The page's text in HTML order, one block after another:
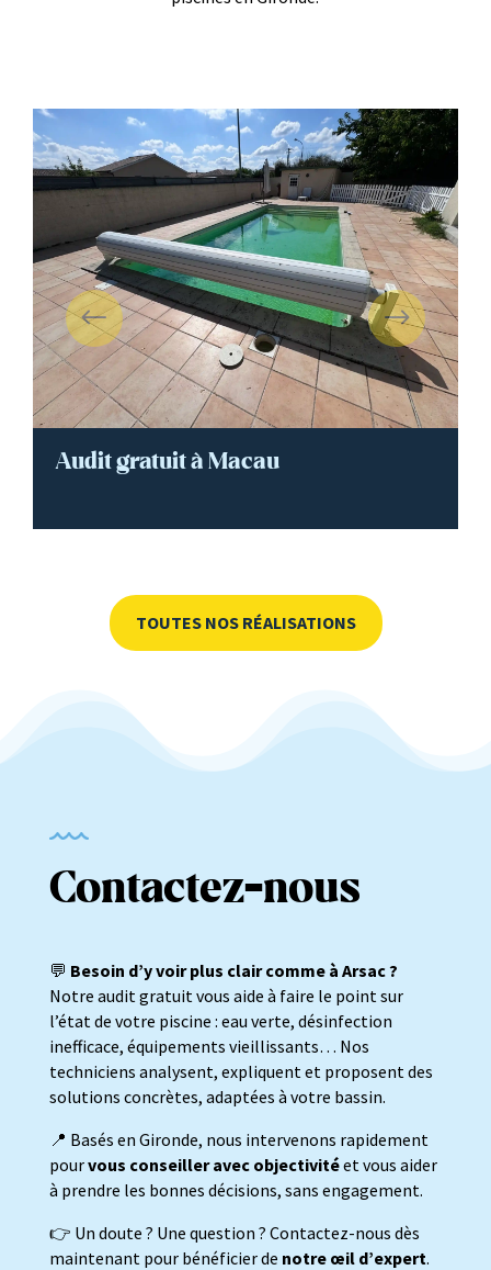
Audit gratuit à Macau
TOUTES NOS RÉALISATIONS
Contactez-nous
💬 Besoin d’y voir plus clair comme à Arsac ?
Notre audit gratuit vous aide à faire le point sur
l’état de votre piscine : eau verte, désinfection
inefficace, équipements vieillissants… Nos
techniciens analysent, expliquent et proposent des
solutions concrètes, adaptées à votre bassin.
📍 Basés en Gironde, nous intervenons rapidement
pourvous conseiller avec objectivitéet vous aider
à prendre les bonnes décisions, sans engagement.
👉 Un doute ? Une question ? Contactez-nous dès
maintenant pour bénéficier de notre œil d’expert.